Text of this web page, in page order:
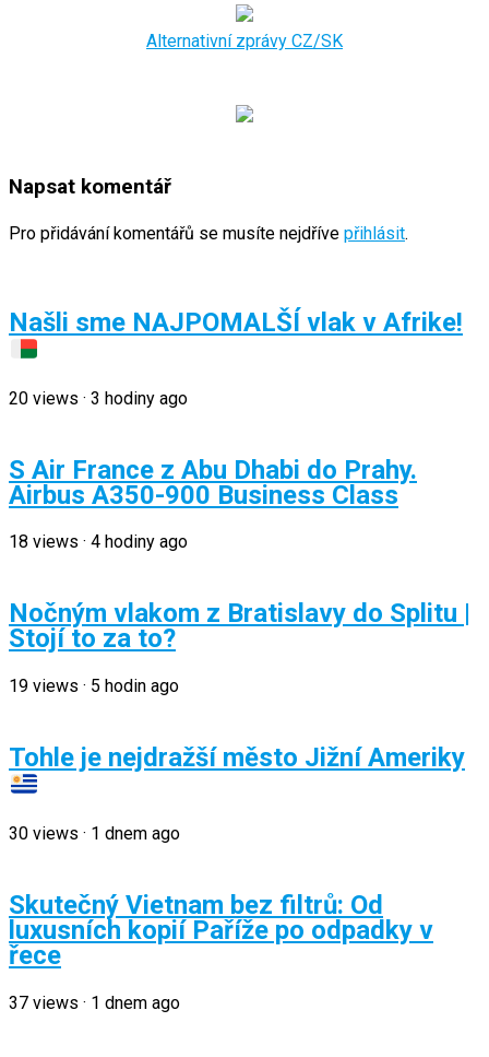
Alternativní zprávy CZ/SK
Napsat komentář
Pro přidávání komentářů se musíte nejdříve přihlásit.
Našli sme NAJPOMALŠÍ vlak v Afrike!
20 views · 3 hodiny ago
S Air France z Abu Dhabi do Prahy.
Airbus A350-900 Business Class
18 views · 4 hodiny ago
Nočným vlakom z Bratislavy do Splitu |
Stojí to za to?
19 views · 5 hodin ago
Tohle je nejdražší město Jižní Ameriky
30 views · 1 dnem ago
Skutečný Vietnam bez filtrů: Od
luxusních kopií Paříže po odpadky v
řece
37 views · 1 dnem ago